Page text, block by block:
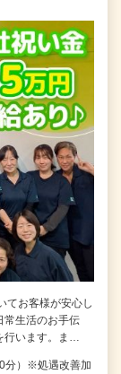
てお客様が安心し
常生活のお手伝
行います。ま…
）※処遇改善加